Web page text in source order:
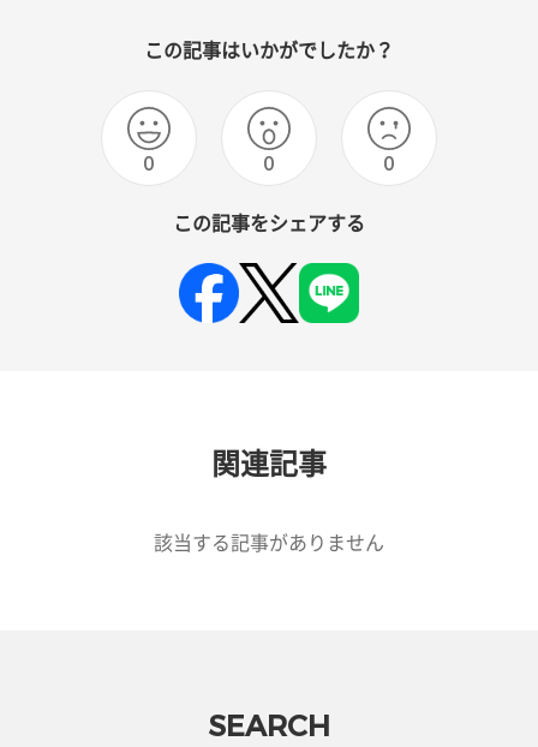
この記事はいかがでしたか？
0 0 0
この記事をシェアする
関連記事
該当する記事がありません
SEARCH